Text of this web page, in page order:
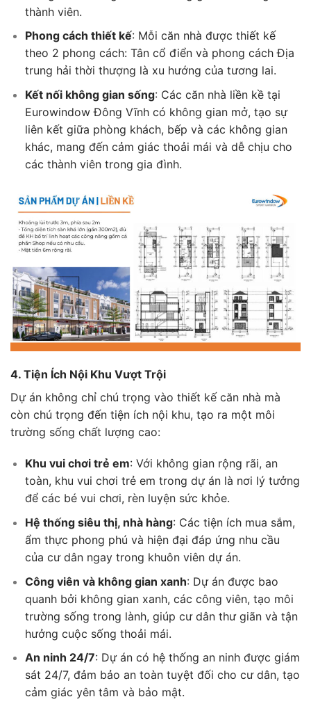
thành viên.
Phong cách thiết kế: Mỗi căn nhà được thiết kế
theo 2 phong cách: Tân cổ điển và phong cách Địa
trung hải thời thượng là xu hướng của tương lai.
Kết nối không gian sống: Các căn nhà liền kề tại
Eurowindow Đông Vĩnh có không gian mở, tạo sự
liên kết giữa phòng khách, bếp và các không gian
khác, mang đến cảm giác thoải mái và dễ chịu cho
các thành viên trong gia đình.
4. Tiện Ích Nội Khu Vượt Trội
Dự án không chỉ chú trọng vào thiết kế căn nhà mà
còn chú trọng đến tiện ích nội khu, tạo ra một môi
trường sống chất lượng cao:
Khu vui chơi trẻ em: Với không gian rộng rãi, an
toàn, khu vui chơi trẻ em trong dự án là nơi lý tưởng
để các bé vui chơi, rèn luyện sức khỏe.
Hệ thống siêu thị, nhà hàng: Các tiện ích mua sắm,
ẩm thực phong phú và hiện đại đáp ứng nhu cầu
của cư dân ngay trong khuôn viên dự án.
Công viên và không gian xanh: Dự án được bao
quanh bởi không gian xanh, các công viên, tạo môi
trường sống trong lành, giúp cư dân thư giãn và tận
hưởng cuộc sống thoải mái.
An ninh 24/7: Dự án có hệ thống an ninh được giám
sát 24/7, đảm bảo an toàn tuyệt đối cho cư dân, tạo
cảm giác yên tâm và bảo mật.